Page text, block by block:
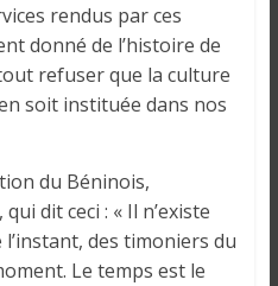
rendus par ces
donné de l’histoire de
refuser que la culture
soit instituée dans nos
du Béninois,
dit ceci : « Il n’existe
des timoniers du
Le temps est le